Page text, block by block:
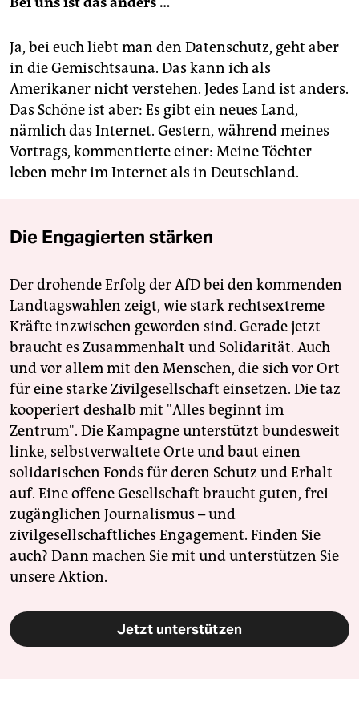
Ja, bei euch liebt man den Datenschutz, geht aber
in die Gemischtsauna. Das kann ich als
Amerikaner nicht verstehen. Jedes Land ist anders.
Das Schöne ist aber: Es gibt ein neues Land,
nämlich das Internet. Gestern, während meines
Vortrags, kommentierte einer: Meine Töchter
leben mehr im Internet als in Deutschland.
Die Engagierten stärken
Der drohende Erfolg der AfD bei den kommenden
Landtagswahlen zeigt, wie stark rechtsextreme
Kräfte inzwischen geworden sind. Gerade jetzt
braucht es Zusammenhalt und Solidarität. Auch
und vor allem mit den Menschen, die sich vor Ort
für eine starke Zivilgesellschaft einsetzen. Die taz
kooperiert deshalb mit "Alles beginnt im
Zentrum". Die Kampagne unterstützt bundesweit
linke, selbstverwaltete Orte und baut einen
solidarischen Fonds für deren Schutz und Erhalt
auf. Eine offene Gesellschaft braucht guten, frei
zugänglichen Journalismus – und
zivilgesellschaftliches Engagement. Finden Sie
auch? Dann machen Sie mit und unterstützen Sie
unsere Aktion.
Jetzt unterstützen